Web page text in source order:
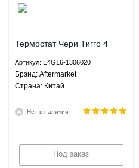
Термостат Чери Тигго 4
E4G16-1306020
Артикул: E4G16-1306020
Брэнд: Aftermarket
Страна: Китай
Нет в наличии
Под заказ